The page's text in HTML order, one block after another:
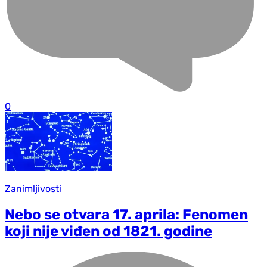
0
Zanimljivosti
Nebo se otvara 17. aprila: Fenomen
koji nije viđen od 1821. godine